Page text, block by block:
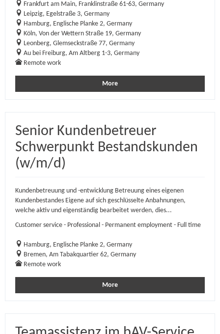
Frankfurt am Main, Franklinstraße 61-63, Germany
Leipzig, Egelstraße 3, Germany
Hamburg, Englische Planke 2, Germany
Köln, Von der Wettern Straße 19, Germany
Leonberg, Glemseckstraße 77, Germany
Au bei Freiburg, Am Altberg 1-3, Germany
Remote work
More
Senior Kundenbetreuer
Schwerpunkt Bestandskunden
(w/m/d)
Kundenbetreuung und -entwicklung Betreuung eines eigenen
Kundenbestandes Eigene auf sich geschlüsselte Anbahnungen,
welche aktiv und eigenständig bearbeitet werden, dies...
Customer service - Professional - Permanent employment - Full time
Hamburg, Englische Planke 2, Germany
Bremen, Am Tabakquartier 62, Germany
Remote work
More